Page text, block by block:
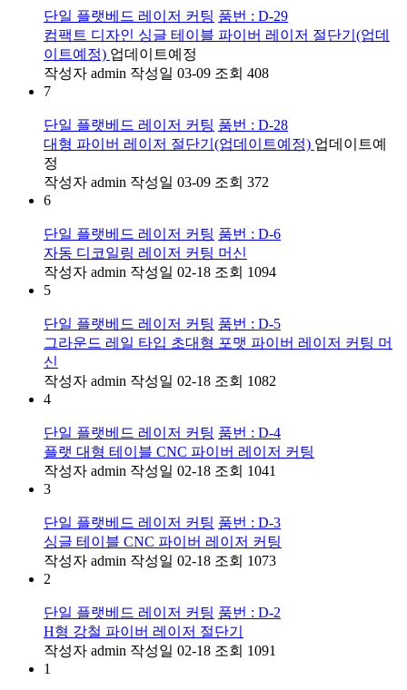
단일 플랫베드 레이저 커팅 품번 : D-29
컴팩트 디자인 싱글 테이블 파이버 레이저 절단기(업데
이트예정) 업데이트예정
작성자 admin 작성일 03-09 조회 408
7
단일 플랫베드 레이저 커팅 품번 : D-28
대형 파이버 레이저 절단기(업데이트예정) 업데이트예
정
작성자 admin 작성일 03-09 조회 372
6
단일 플랫베드 레이저 커팅 품번 : D-6
자동 디코일링 레이저 커팅 머신
작성자 admin 작성일 02-18 조회 1094
5
단일 플랫베드 레이저 커팅 품번 : D-5
그라운드 레일 타입 초대형 포맷 파이버 레이저 커팅 머
신
작성자 admin 작성일 02-18 조회 1082
4
단일 플랫베드 레이저 커팅 품번 : D-4
플랫 대형 테이블 CNC 파이버 레이저 커팅
작성자 admin 작성일 02-18 조회 1041
3
단일 플랫베드 레이저 커팅 품번 : D-3
싱글 테이블 CNC 파이버 레이저 커팅
작성자 admin 작성일 02-18 조회 1073
2
단일 플랫베드 레이저 커팅 품번 : D-2
H형 강철 파이버 레이저 절단기
작성자 admin 작성일 02-18 조회 1091
1